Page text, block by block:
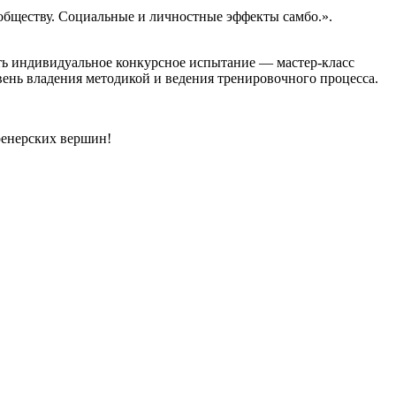
Социальные и личностные эффекты самбо.».
конкурсное испытание — мастер-класс
методикой и ведения тренировочного процесса.
вершин!